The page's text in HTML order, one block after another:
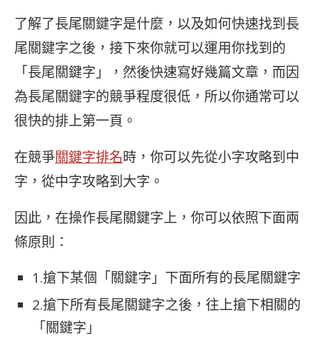
了解了長尾關鍵字是什麼，以及如何快速找到長
尾關鍵字之後，接下來你就可以運用你找到的
「長尾關鍵字」，然後快速寫好幾篇文章，而因
為長尾關鍵字的競爭程度很低，所以你通常可以
很快的排上第一頁。
在競爭關鍵字排名時，你可以先從小字攻略到中
字，從中字攻略到大字。
因此，在操作長尾關鍵字上，你可以依照下面兩
條原則：
1.搶下某個「關鍵字」下面所有的長尾關鍵字
2.搶下所有長尾關鍵字之後，往上搶下相關的
「關鍵字」